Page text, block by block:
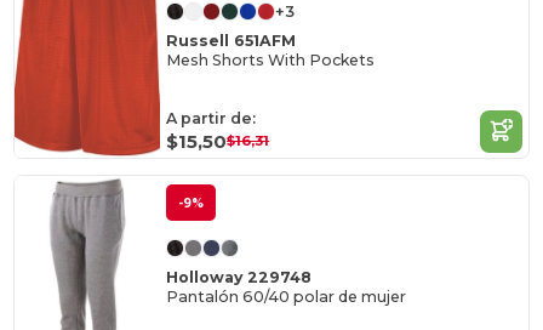
+3
Russell 651AFM
Mesh Shorts With Pockets
A partir de:
$15,50$16,31
-9%
Holloway 229748
Pantalón 60/40 polar de mujer